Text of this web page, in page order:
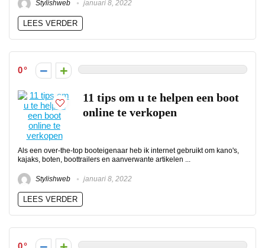
Stylishweb januari 8, 2022
LEES VERDER
0
11 tips om u te helpen een boot
online te verkopen
Als een over-the-top booteigenaar heb ik internet gebruikt om kano's,
kajaks, boten, boottrailers en aanverwante artikelen ...
Stylishweb januari 8, 2022
LEES VERDER
0